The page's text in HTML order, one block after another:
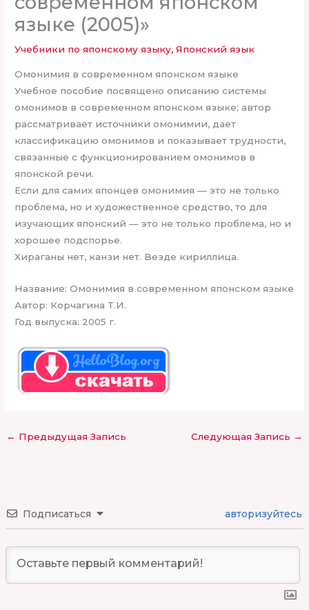
языке (2005)»
Учебники по японскому языку,Японский язык
Омонимия в современном японском языке
Учебное пособие посвящено описанию системы
омонимов в современном японском языке; автор
рассматривает источники омонимии, дает
классификацию омонимов и показывает трудности,
связанные с функционированием омонимов в
японской речи.
Если для самих японцев омонимия — это не только
проблема, но и художественное средство, то для
изучающих японский — это не только проблема, но и
хорошее подспорье.
Хираганы нет, канзи нет. Везде кириллица.
Название: Омонимия в современном японском языке
Автор: Корчагина Т.И.
Год выпуска: 2005 г.
← Предыдущая Запись Следующая Запись →
Подписаться авторизуйтесь